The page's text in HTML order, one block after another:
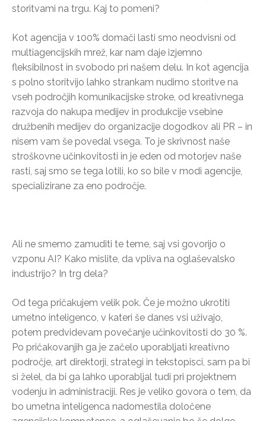
storitvami na trgu. Kaj to pomeni?
Kot agencija v 100% domači lasti smo neodvisni od
multiagencijskih mrež, kar nam daje izjemno
fleksibilnost in svobodo pri našem delu. In kot agencija
s polno storitvijo lahko strankam nudimo storitve na
vseh področjih komunikacijske stroke, od kreativnega
razvoja do nakupa medijev in produkcije vsebine
družbenih medijev do organizacije dogodkov ali PR – in
nisem vam še povedal vsega. To je skrivnost naše
stroškovne učinkovitosti in je eden od motorjev naše
rasti, saj smo se tega lotili, ko so bile v modi agencije,
specializirane za eno področje.
Ali ne smemo zamuditi te teme, saj vsi govorijo o
vzponu AI? Kako mislite, da vpliva na oglaševalsko
industrijo? In trg dela?
Od tega pričakujem velik pok. Če je možno ukrotiti
umetno inteligenco, v kateri še danes vsi uživajo,
potem predvidevam povečanje učinkovitosti do 30 %.
Po pričakovanjih ga je začelo uporabljati kreativno
področje, art direktorji, strategi in tekstopisci, sam pa bi
si želel, da bi ga lahko uporabljal tudi pri projektnem
vodenju in administraciji. Res je veliko govora o tem, da
bo umetna inteligenca nadomestila določene